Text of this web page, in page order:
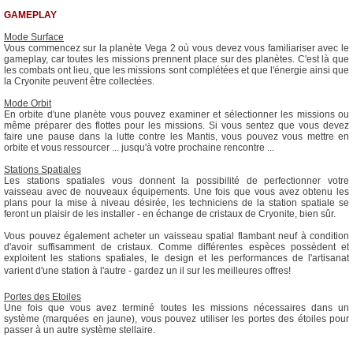
GAMEPLAY
Mode Surface
Vous commencez sur la planète Vega 2 où vous devez vous familiariser avec le
gameplay, car toutes les missions prennent place sur des planètes. C'est là que
les combats ont lieu, que les missions sont complétées et que l'énergie ainsi que
la Cryonite peuvent être collectées.
Mode Orbit
En orbite d'une planète vous pouvez examiner et sélectionner les missions ou
même préparer des flottes pour les missions. Si vous sentez que vous devez
faire une pause dans la lutte contre les Mantis, vous pouvez vous mettre en
orbite et vous ressourcer ... jusqu'à votre prochaine rencontre ...
Stations Spatiales
Les stations spatiales vous donnent la possibilité de perfectionner votre
vaisseau avec de nouveaux équipements. Une fois que vous avez obtenu les
plans pour la mise à niveau désirée, les techniciens de la station spatiale se
feront un plaisir de les installer - en échange de cristaux de Cryonite, bien sûr.
Vous pouvez également acheter un vaisseau spatial flambant neuf à condition
d'avoir suffisamment de cristaux. Comme différentes espèces possèdent et
exploitent les stations spatiales, le design et les performances de l'artisanat
varient d'une station à l'autre - gardez un il sur les meilleures offres!
Portes des Etoiles
Une fois que vous avez terminé toutes les missions nécessaires dans un
système (marquées en jaune), vous pouvez utiliser les portes des étoiles pour
passer à un autre système stellaire.